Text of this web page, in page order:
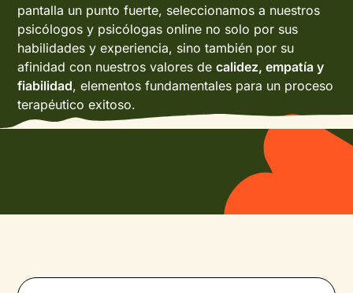
pantalla un punto fuerte, seleccionamos a nuestros
psicólogos y psicólogas online no solo por sus
habilidades y experiencia, sino también por su
afinidad con nuestros valores decalidez, empatía y
fiabilidad, elementos fundamentales para un proceso
terapéutico exitoso.